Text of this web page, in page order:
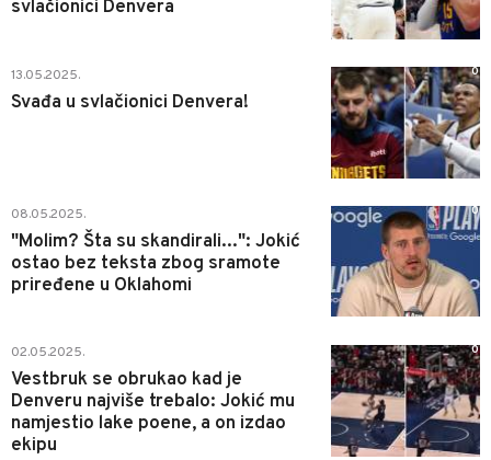
svlačionici Denvera
13.05.2025.
Svađa u svlačionici Denvera!
0
08.05.2025.
"Molim? Šta su skandirali...": Jokić
ostao bez teksta zbog sramote
priređene u Oklahomi
0
02.05.2025.
Vestbruk se obrukao kad je
Denveru najviše trebalo: Jokić mu
namjestio lake poene, a on izdao
ekipu
0